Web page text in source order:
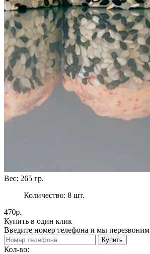
Вес: 265 гр.
Количество: 8 шт.
470р.
Купить в один клик
Введите номер телефона и мы перезвоним
Купить
Кол-во: